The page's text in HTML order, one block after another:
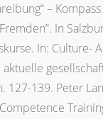
–
In
In: Culture-
127-139. Peter